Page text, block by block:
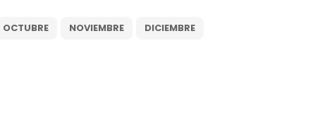
OCTUBRE NOVIEMBRE DICIEMBRE